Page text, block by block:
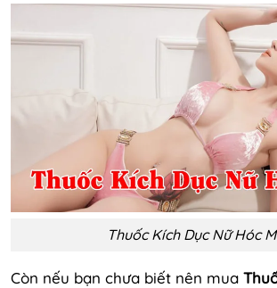
Thuốc Kích Dục Nữ Hóc
Còn nếu bạn chưa biết nên mua